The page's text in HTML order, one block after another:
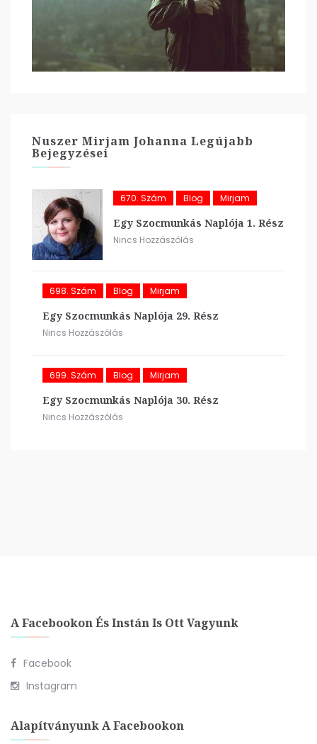
Nuszer Mirjam Johanna Legújabb
Bejegyzései
670. Szám Blog Mirjam
Egy Szocmunkás Naplója 1. Rész
Nincs Hozzászólás
698. Szám Blog Mirjam
Egy Szocmunkás Naplója 29. Rész
Nincs Hozzászólás
699. Szám Blog Mirjam
Egy Szocmunkás Naplója 30. Rész
Nincs Hozzászólás
A Facebookon És Instán Is Ott Vagyunk
Facebook
Instagram
Alapítványunk A Facebookon